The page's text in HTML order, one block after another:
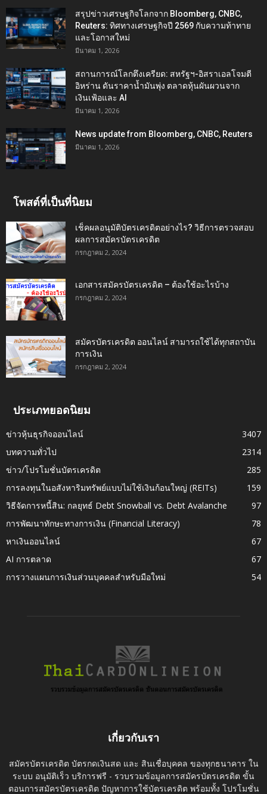
สรุปข่าวเศรษฐกิจโลกจาก Bloomberg, CNBC,
Reuters: ทิศทางเศรษฐกิจปี 2569 กับความท้าทาย
และโอกาสใหม่
มีนาคม 1, 2026
สถานการณ์โลกตึงเครียด: สหรัฐฯ-อิสราเอลโจมตี
อิหร่าน ดันราคาน้ำมันพุ่ง ตลาดหุ้นผันผวนจาก
เงินเฟ้อและ AI
มีนาคม 1, 2026
News update from Bloomberg, CNBC, Reuters
มีนาคม 1, 2026
โพสต์ที่เป็นที่นิยม
เช็คผลอนุมัติบัตรเครดิตอย่างไร? วิธีการตรวจสอบ
ผลการสมัครบัตรเครดิต
กรกฎาคม 2, 2024
เอกสารสมัครบัตรเครดิต – ต้องใช้อะไรบ้าง
กรกฎาคม 2, 2024
สมัครบัตรเครดิต ออนไลน์ สามารถใช้ได้ทุกสถาบัน
การเงิน
กรกฎาคม 2, 2024
ประเภทยอดนิยม
ข่าวหุ้นธุรกิจออนไลน์
3407
บทความทั่วไป
2314
ข่าว/โปรโมชั่นบัตรเครดิต
285
การลงทุนในอสังหาริมทรัพย์แบบไม่ใช้เงินก้อนใหญ่ (REITs)
159
วิธีจัดการหนี้สิน: กลยุทธ์ Debt Snowball vs. Debt Avalanche
97
การพัฒนาทักษะทางการเงิน (Financial Literacy)
78
หาเงินออนไลน์
67
AI การตลาด
67
การวางแผนการเงินส่วนบุคคลสำหรับมือใหม่
54
เกี่ยวกับเรา
สมัครบัตรเครดิต บัตรกดเงินสด และ สินเชื่อบุคคล ของทุกธนาคาร ใน
ระบบ อนุมัติเร็ว บริการฟรี - รวบรวมข้อมูลการสมัครบัตรเครดิต ขั้น
ตอนการสมัครบัตรเครดิต ปัญหาการใช้บัตรเครดิต พร้อมทั้ง โปรโมชั่น